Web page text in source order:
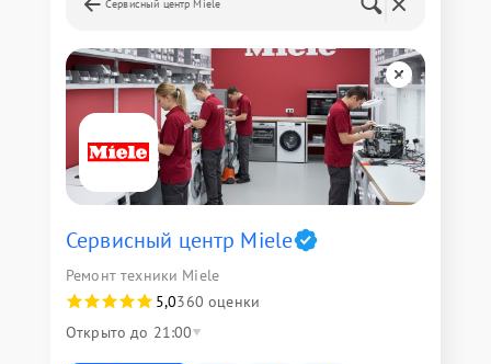
Сервисный центр Miele
Сервисный центр Miele
Ремонт техники Miele
5,0360 оценки
Открыто до 21:00